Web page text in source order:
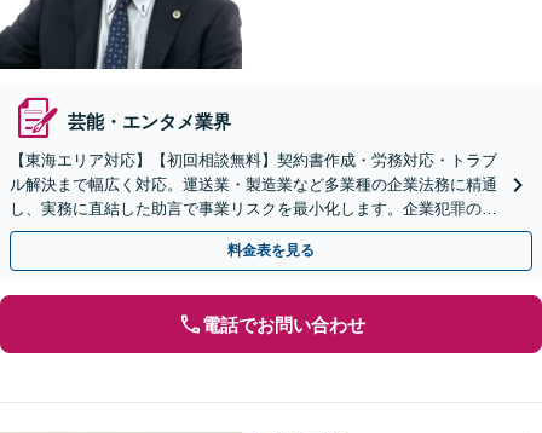
芸能・エンタメ業界
【東海エリア対応】【初回相談無料】契約書作成・労務対応・トラブ
ル解決まで幅広く対応。運送業・製造業など多業種の企業法務に精通
し、実務に直結した助言で事業リスクを最小化します。企業犯罪のご
相談もお任せください【休日・夜間対応OK】
料金表を見る
電話でお問い合わせ